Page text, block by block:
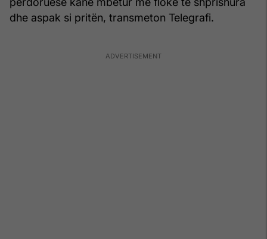
dhe aspak si pritën, transmeton Telegrafi.